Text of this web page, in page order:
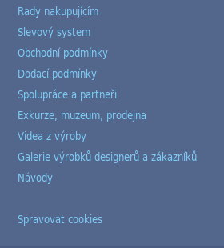
Rady nakupujícím
Slevový system
Obchodní podmínky
Dodací podmínky
Spolupráce a partneři
Exkurze, muzeum, prodejna
Videa z výroby
Galerie výrobků designerů a zákazníků
Návody
Spravovat cookies